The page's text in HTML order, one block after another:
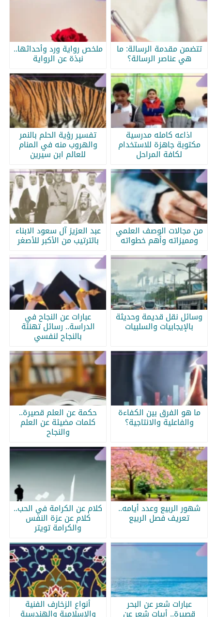
تتضمن مقدمة الرسالة: ما
هي عناصر الرسالة؟
ملخص رواية ورد وأحداثها..
نبذة عن الرواية
اذاعه كامله مدرسية
مكتوبة جاهزة للاستخدام
لكافة المراحل
تفسير رؤية الحلم بالنمر
والهروب منه في المنام
للعالم ابن سيرين
من مجالات الوصف العلمي
ومميزاته وأهم خطواته
عبد العزيز آل سعود الابناء
بالترتيب من الأكبر للأصغر
وسائل نقل قديمة وحديثة
بالإيجابيات والسلبيات
عبارات عن النجاح في
الدراسة.. رسائل تهنئة
بالنجاح لنفسي
ما هو الفرق بين الكفاءة
والفاعلية والانتاجية؟
حكمة عن العلم قصيرة..
كلمات مضيئة عن العلم
والنجاح
شهور الربيع وعدد أيامه..
تعريف فصل الربيع
كلام عن الكرامة في الحب..
كلام عن عزة النفس
والكرامة تويتر
عبارات شعر عن البحر
قصيرة.. أبيات شعر عن
أنواع الزخارف الفنية
والإسلامية والهندسية